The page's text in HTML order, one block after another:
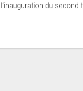
du second